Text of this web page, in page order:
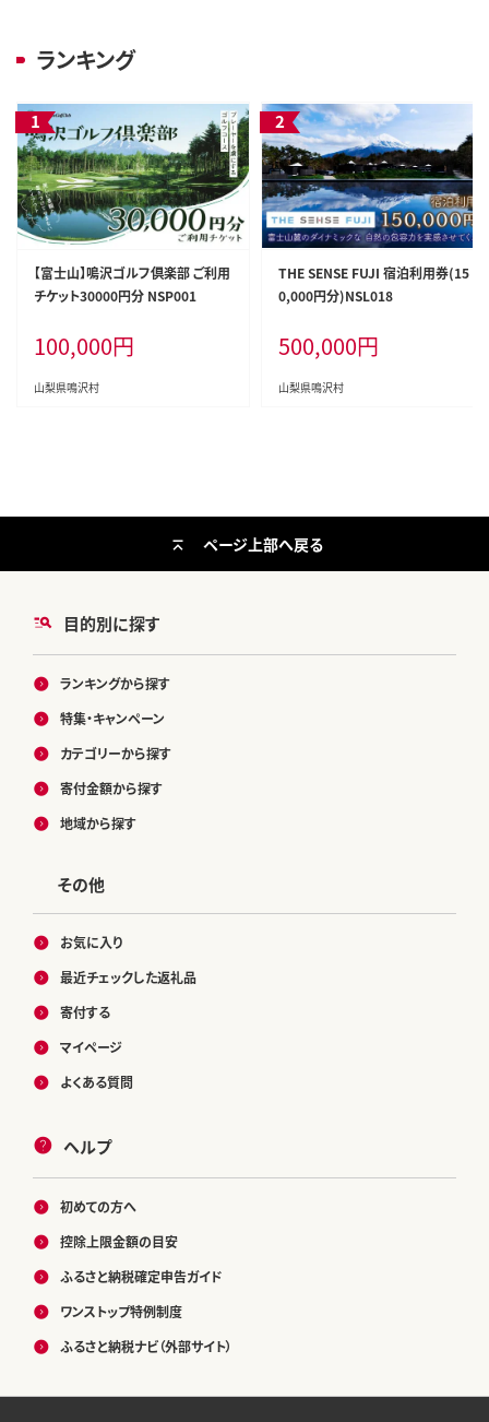
ランキング
【富士山】鳴沢ゴルフ倶楽部 ご利用
チケット30000円分 NSP001
100,000円
山梨県鳴沢村
THE SENSE FUJI 宿泊利用券(15
0,000円分)NSL018
500,000円
山梨県鳴沢村
目的別に探す
ランキングから探す
特集・キャンペーン
カテゴリーから探す
寄付金額から探す
地域から探す
その他
お気に入り
最近チェックした返礼品
寄付する
マイページ
よくある質問
ヘルプ
初めての方へ
控除上限金額の目安
ふるさと納税確定申告ガイド
ワンストップ特例制度
ふるさと納税ナビ（外部サイト）
ページ上部へ戻る